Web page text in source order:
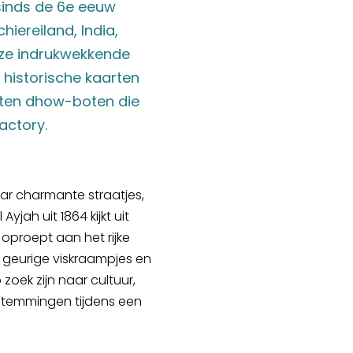
de 6e eeuw
India,
indrukwekkende
kaarten
dhow-boten die
charmante straatjes,
uit 1864 kijkt uit
aan het rijke
viskraampjes en
zijn naar cultuur,
tijdens een